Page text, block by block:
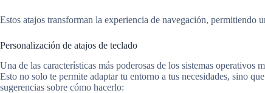
Estos atajos transforman la experiencia de navegación, permitiendo
Personalización de atajos de teclado
Una de las características más poderosas de los sistemas operativos
Esto no solo te permite adaptar tu entorno a tus necesidades, sino
sugerencias sobre cómo hacerlo: